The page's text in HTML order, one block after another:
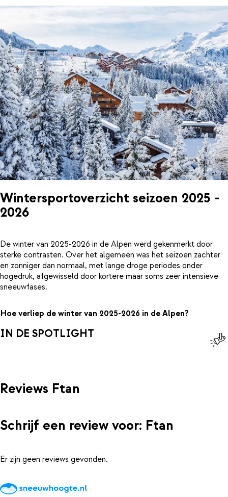
Wintersportoverzicht seizoen 2025 -
2026
De winter van 2025-2026 in de Alpen werd gekenmerkt door
sterke contrasten. Over het algemeen was het seizoen zachter
en zonniger dan normaal, met lange droge periodes onder
hogedruk, afgewisseld door kortere maar soms zeer intensieve
sneeuwfases.
Hoe verliep de winter van 2025-2026 in de Alpen?
IN DE SPOTLIGHT
Reviews Ftan
Schrijf een review voor: Ftan
Er zijn geen reviews gevonden.